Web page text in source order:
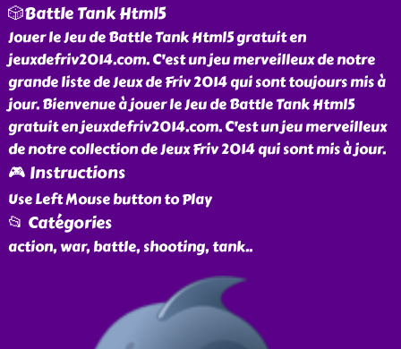
🎲Battle Tank Html5
Jouer le Jeu de Battle Tank Html5 gratuit en
jeuxdefriv2014.com. C'est un jeu merveilleux de notre
grande liste de Jeux de Friv 2014 qui sont toujours mis à
jour. Bienvenue à jouer le Jeu de Battle Tank Html5
gratuit en jeuxdefriv2014.com. C'est un jeu merveilleux
de notre collection de Jeux Friv 2014 qui sont mis à jour.
🎮 Instructions
Use Left Mouse button to Play
📂 Catégories
action, war, battle, shooting, tank..